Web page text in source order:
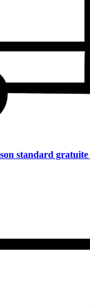
standard gratuite